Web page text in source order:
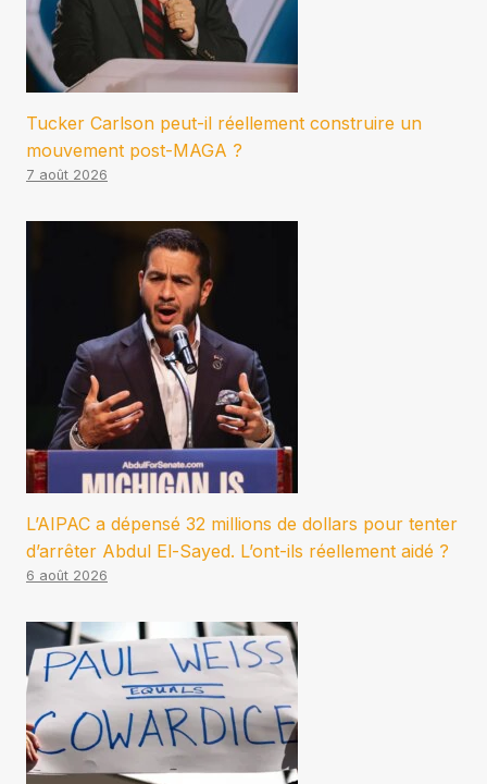
Tucker Carlson peut-il réellement construire un
mouvement post-MAGA ?
7 août 2026
L’AIPAC a dépensé 32 millions de dollars pour tenter
d’arrêter Abdul El-Sayed. L’ont-ils réellement aidé ?
6 août 2026